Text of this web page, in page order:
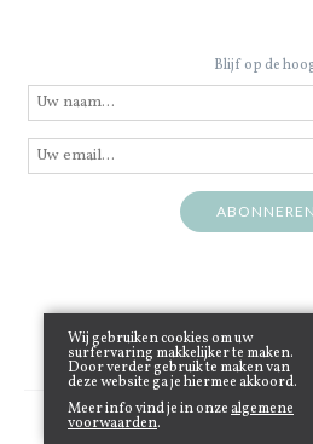
Blijf op de
ABONNEREN
Copyright © 2021
Wij gebruiken cookies om uw
surfervaring makkelijker te maken.
Door verder gebruik te maken van
deze website ga je hiermee akkoord.
Meer info vind je in onze algemene
voorwaarden.